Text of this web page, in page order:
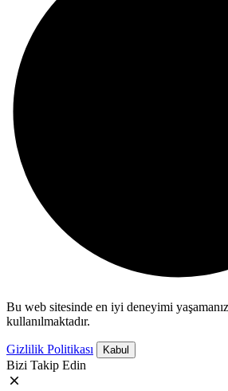
Bu web sitesinde en iyi deneyimi
kullanılmaktadır.
Gizlilik Politikası Kabul
Bizi Takip Edin